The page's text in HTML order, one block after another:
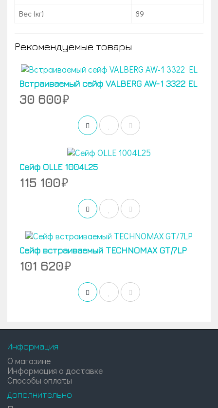
Вес (кг)
89
Рекомендуемые товары
Встраиваемый сейф VALBERG AW-1 3322 EL
30 600
Сейф OLLE 1004L25
115 100
Сейф встраиваемый TECHNOMAX GT/7LP
101 620
Информация
О магазине
Информация о доставке
Способы оплаты
Дополнительно